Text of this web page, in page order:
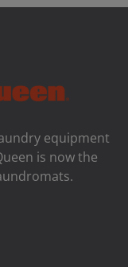
equipment
is now the